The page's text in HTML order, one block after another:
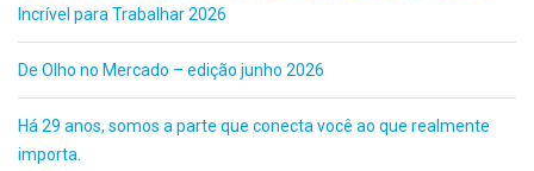
Incrível para Trabalhar 2026
De Olho no Mercado – edição junho 2026
Há 29 anos, somos a parte que conecta você ao que realmente
importa.